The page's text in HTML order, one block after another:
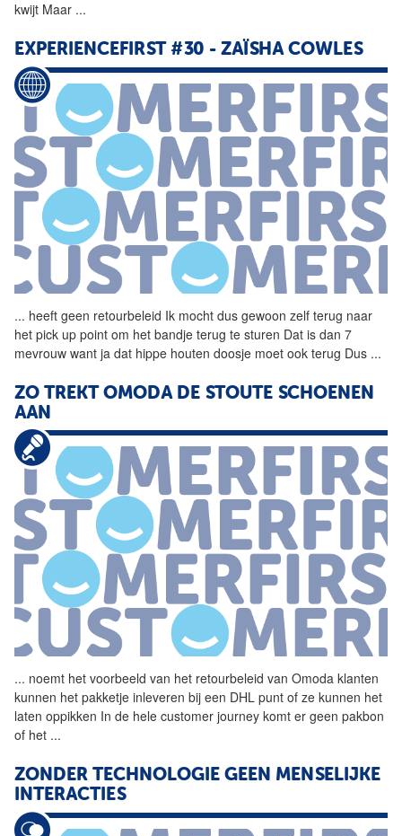
kwijt Maar ...
EXPERIENCEFIRST #30 - ZAÏSHA COWLES
... heeft geen retourbeleid Ik mocht dus gewoon zelf terug naar
het pick up point om het bandje terug te sturen Dat is dan 7
mevrouw want ja dat hippe houten doosje moet ook terug Dus ...
ZO TREKT OMODA DE STOUTE SCHOENEN
AAN
... noemt het voorbeeld van het retourbeleid van Omoda klanten
kunnen het pakketje inleveren bij een DHL punt of ze kunnen het
laten oppikken In de hele customer journey komt er geen pakbon
of het ...
ZONDER TECHNOLOGIE GEEN MENSELIJKE
INTERACTIES